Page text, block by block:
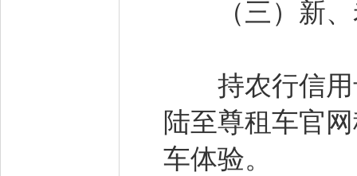
（三）新、
持农行信用卡
陆至尊租车官
车体验。